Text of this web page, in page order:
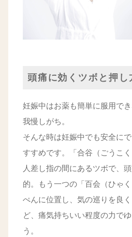
頭痛に効くツボと押し
妊娠中はお薬も簡単に服用で
我慢しがち。
そんな時は妊娠中でも安全に
すすめです。「合谷（ごうこ
人差し指の間にあるツボで、
的。もう一つの「百会（ひゃ
ぺんに位置し、気の巡りを良
ど、痛気持ちいい程度の力で
う。